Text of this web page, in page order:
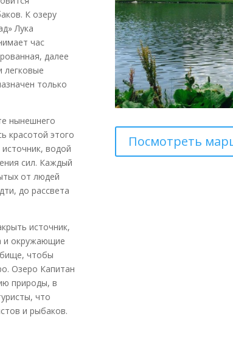
К озеру
Лука
час
далее
легковые
только
нынешнего
красотой этого
водой
сил. Каждый
от людей
до рассвета
источник,
и окружающие
чтобы
Озеро Капитан
природы, в
что
и рыбаков.
Посмотреть